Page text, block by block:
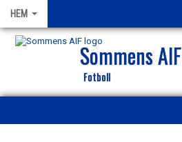
HEM
Sommens AIF
Fotboll